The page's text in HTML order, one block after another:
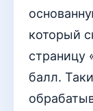
который
страницу
балл.